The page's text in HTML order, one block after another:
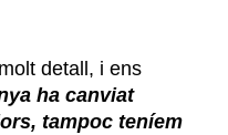
detall, i ens
ha canviat
tampoc teníem